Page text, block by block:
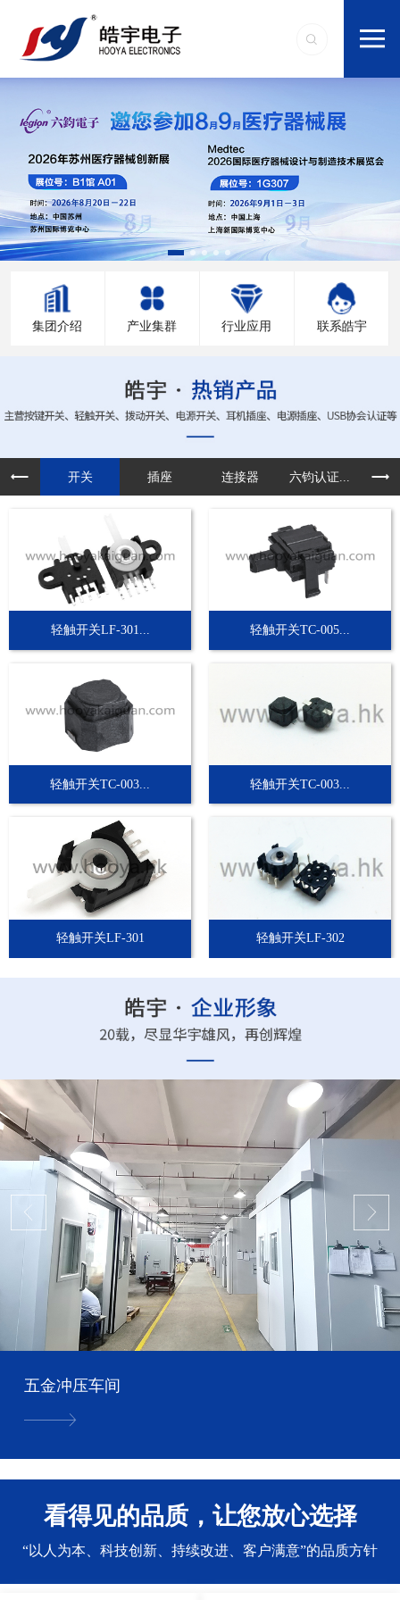
集团介绍 产业集群 行业应用 联系皓宇
开关 插座 连接器 六钧认证... 定
轻触开关LF-301... 轻触开关TC-005...
轻触开关TC-003... 轻触开关TC-003...
轻触开关LF-301 轻触开关LF-302
五金冲压车间
看得见的品质，让您放心选择
“以人为本、科技创新、持续改进、客户满意”的品质方针